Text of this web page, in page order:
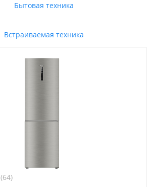
Бытовая техника
Встраиваемая техника
(64)